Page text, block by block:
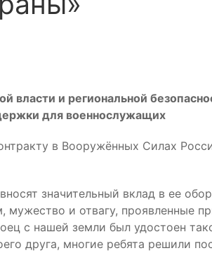
и региональной
для военнослужащих
в Вооружённых Силах
значительный вклад в ее
и отвагу, проявленные
с нашей земли был удостоен
друга, многие ребята решили